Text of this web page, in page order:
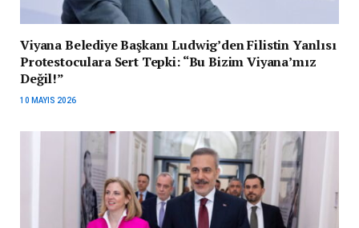
Viyana Belediye Başkanı Ludwig’den Filistin Yanlısı
Protestoculara Sert Tepki: “Bu Bizim Viyana’mız
Değil!”
10 MAYIS 2026